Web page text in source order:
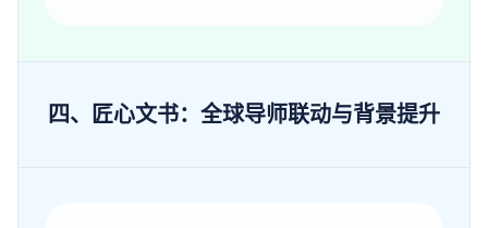
四、匠心文书：全球导师联动与背景提升